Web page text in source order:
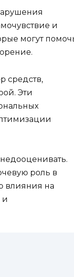
и
могут
средств,
Эти
роль в
влияния на
и